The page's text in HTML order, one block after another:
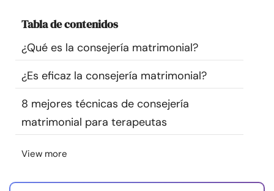
Encuentra un terapeuta
Idioma
© Copyright 2026. Todos los derechos reservados.
Tabla de contenidos
¿Qué es la consejería matrimonial?
¿Es eficaz la consejería matrimonial?
8 mejores técnicas de consejería
matrimonial para terapeutas
View more